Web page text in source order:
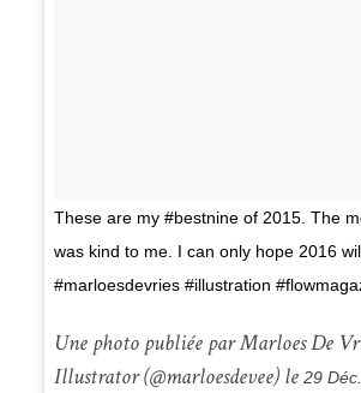
These are my #bestnine of 2015. The
was kind to me. I can only hope 2016
#marloesdevries #illustration
Une photo publiée par Marloes De
Illustrator (@marloesdevee) le 29